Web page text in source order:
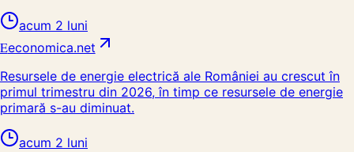
acum 2 luni
Eeconomica.net
Resursele de energie electrică ale României au crescut în
primul trimestru din 2026, în timp ce resursele de energie
primară s-au diminuat.
acum 2 luni